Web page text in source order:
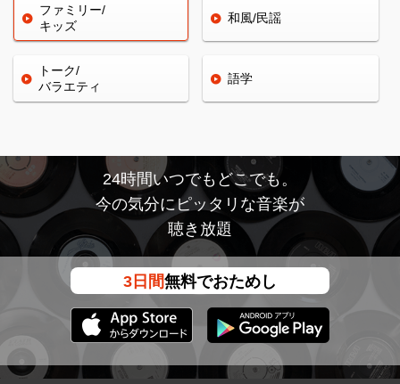
ファミリー/
キッズ
和風/民謡
トーク/
バラエティ
語学
24時間いつでもどこでも。
今の気分にピッタリな音楽が
聴き放題
3日間無料でおためし